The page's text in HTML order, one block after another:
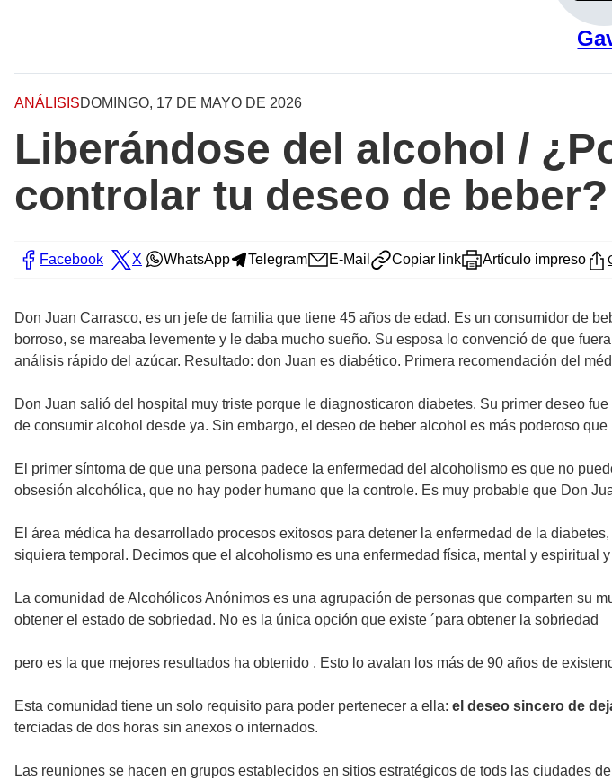
ANÁLISISDOMINGO, 17 DE MAYO DE 2026
Liberándose del alcohol /
controlar tu deseo de beber?
Facebook X WhatsApp Telegram E-Mail Copiar link Artículo impreso
Don Juan Carrasco, es un jefe de familia que tiene 45 años de edad. Es un consumidor de
borroso, se mareaba levemente y le daba mucho sueño. Su esposa lo convenció de que
análisis rápido del azúcar. Resultado: don Juan es diabético. Primera recomendación del
Don Juan salió del hospital muy triste porque le diagnosticaron diabetes. Su primer deseo
de consumir alcohol desde ya. Sin embargo, el deseo de beber alcohol es más poderoso
El primer síntoma de que una persona padece la enfermedad del alcoholismo es que no
obsesión alcohólica, que no hay poder humano que la controle. Es muy probable que Don
El área médica ha desarrollado procesos exitosos para detener la enfermedad de la
siquiera temporal. Decimos que el alcoholismo es una enfermedad física, mental y espiritual
La comunidad de Alcohólicos Anónimos es una agrupación de personas que comparten su
obtener el estado de sobriedad. No es la única opción que existe ´para obtener la sobriedad
pero es la que mejores resultados ha obtenido . Esto lo avalan los más de 90 años de
Esta comunidad tiene un solo requisito para poder pertenecer a ella: el deseo sincero de
terciadas de dos horas sin anexos o internados.
Las reuniones se hacen en grupos establecidos en sitios estratégicos de tods las ciudades